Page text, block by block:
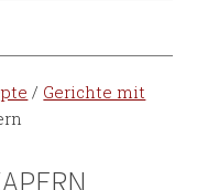
/ Gerichte mit